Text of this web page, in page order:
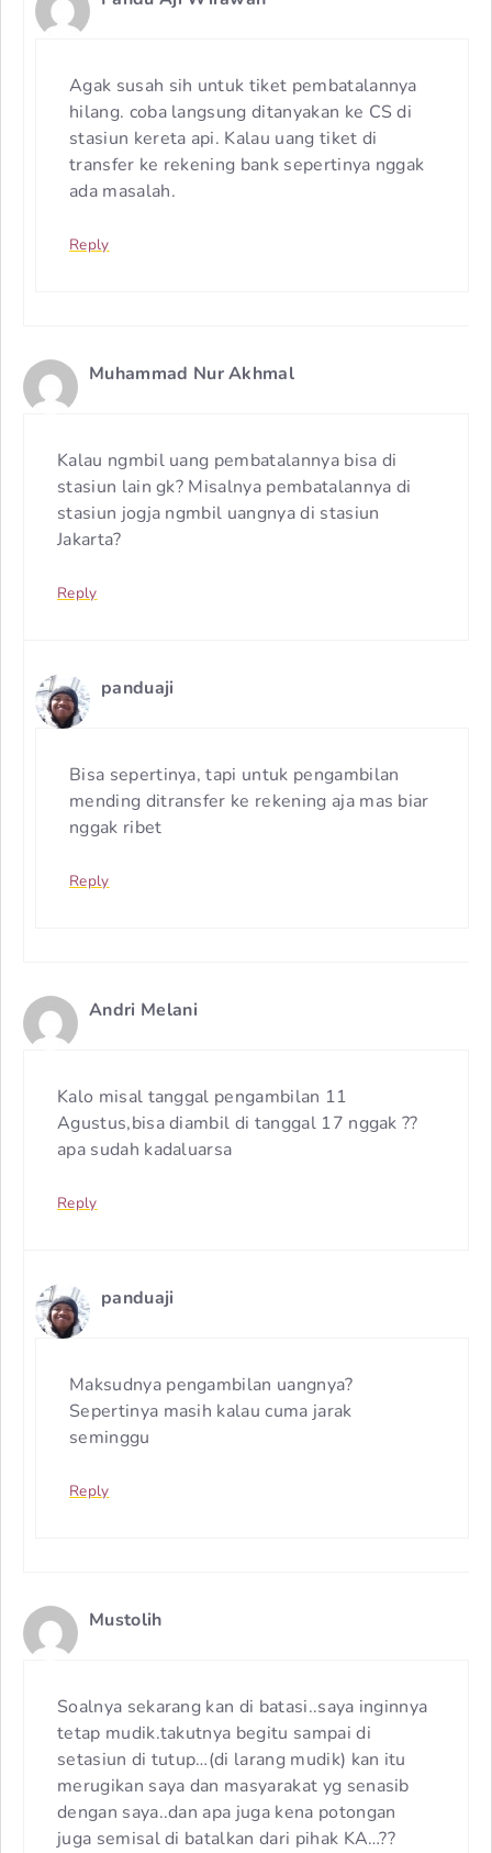
Agak susah sih untuk tiket pembatalannya
hilang. coba langsung ditanyakan ke CS di
stasiun kereta api. Kalau uang tiket di
transfer ke rekening bank sepertinya nggak
ada masalah.
Reply
Muhammad Nur Akhmal
Kalau ngmbil uang pembatalannya bisa di
stasiun lain gk? Misalnya pembatalannya di
stasiun jogja ngmbil uangnya di stasiun
Jakarta?
Reply
panduaji
Bisa sepertinya, tapi untuk pengambilan
mending ditransfer ke rekening aja mas biar
nggak ribet
Reply
Andri Melani
Kalo misal tanggal pengambilan 11
Agustus,bisa diambil di tanggal 17 nggak ??
apa sudah kadaluarsa
Reply
panduaji
Maksudnya pengambilan uangnya?
Sepertinya masih kalau cuma jarak
seminggu
Reply
Mustolih
Soalnya sekarang kan di batasi..saya inginnya
tetap mudik.takutnya begitu sampai di
setasiun di tutup…(di larang mudik) kan itu
merugikan saya dan masyarakat yg senasib
dengan saya..dan apa juga kena potongan
juga semisal di batalkan dari pihak KA…??